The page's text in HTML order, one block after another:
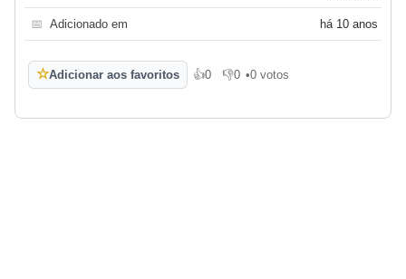
📅 Adicionado em há 10 anos
☆Adicionar aos favoritos 👍0
Gosto👎0
Não gosto
•0 votos